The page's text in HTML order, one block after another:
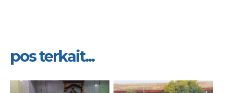
pos terkait...